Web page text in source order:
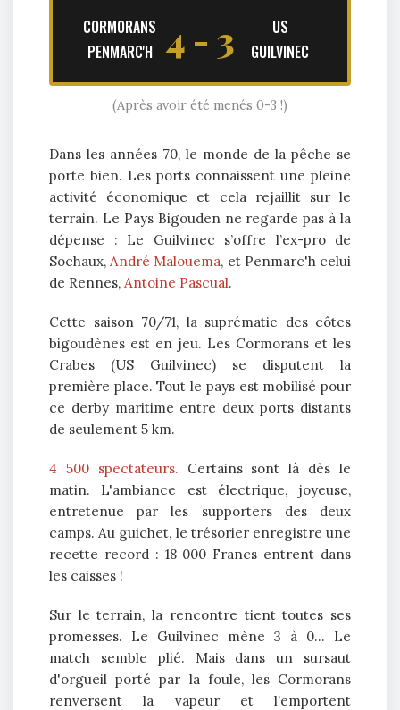
CORMORANS
PENMARC'H
4 - 3
US
GUILVINEC
(Après avoir été menés 0-3 !)
Dans les années 70, le monde de la pêche se
porte bien. Les ports connaissent une pleine
activité économique et cela rejaillit sur le
terrain. Le Pays Bigouden ne regarde pas à la
dépense : Le Guilvinec s’offre l’ex-pro de
Sochaux, André Malouema, et Penmarc'h celui
de Rennes, Antoine Pascual.
Cette saison 70/71, la suprématie des côtes
bigoudènes est en jeu. Les Cormorans et les
Crabes (US Guilvinec) se disputent la
première place. Tout le pays est mobilisé pour
ce derby maritime entre deux ports distants
de seulement 5 km.
4 500 spectateurs. Certains sont là dès le
matin. L'ambiance est électrique, joyeuse,
entretenue par les supporters des deux
camps. Au guichet, le trésorier enregistre une
recette record : 18 000 Francs entrent dans
les caisses !
Sur le terrain, la rencontre tient toutes ses
promesses. Le Guilvinec mène 3 à 0... Le
match semble plié. Mais dans un sursaut
d'orgueil porté par la foule, les Cormorans
renversent la vapeur et l’emportent